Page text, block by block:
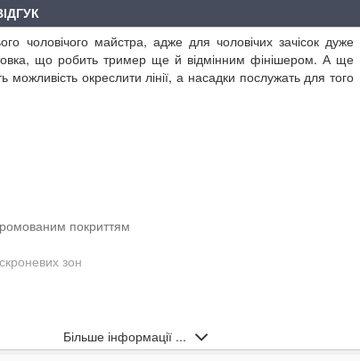
чоловічого майстра, адже для чоловічих зачісок дуже
що робить тример ще й відмінним фінішером. А ще
окреслити лінії, а насадки послужать для того
покриттям
зон
Більше інформації ...